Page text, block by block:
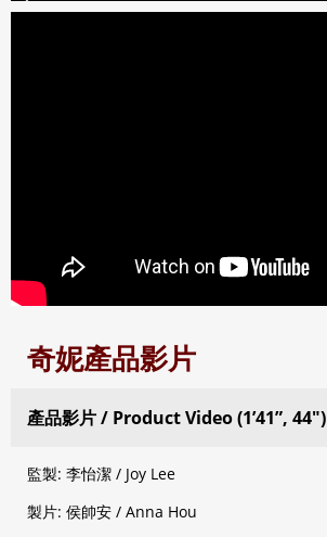
奇妮產品影片
產品影片 / Product Video (1’41”, 44″)
監製: 李怡潔 / Joy Lee
製片: 侯帥安 / Anna Hou